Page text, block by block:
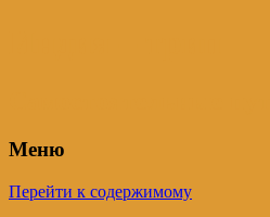
Меню
Перейти к содержимому